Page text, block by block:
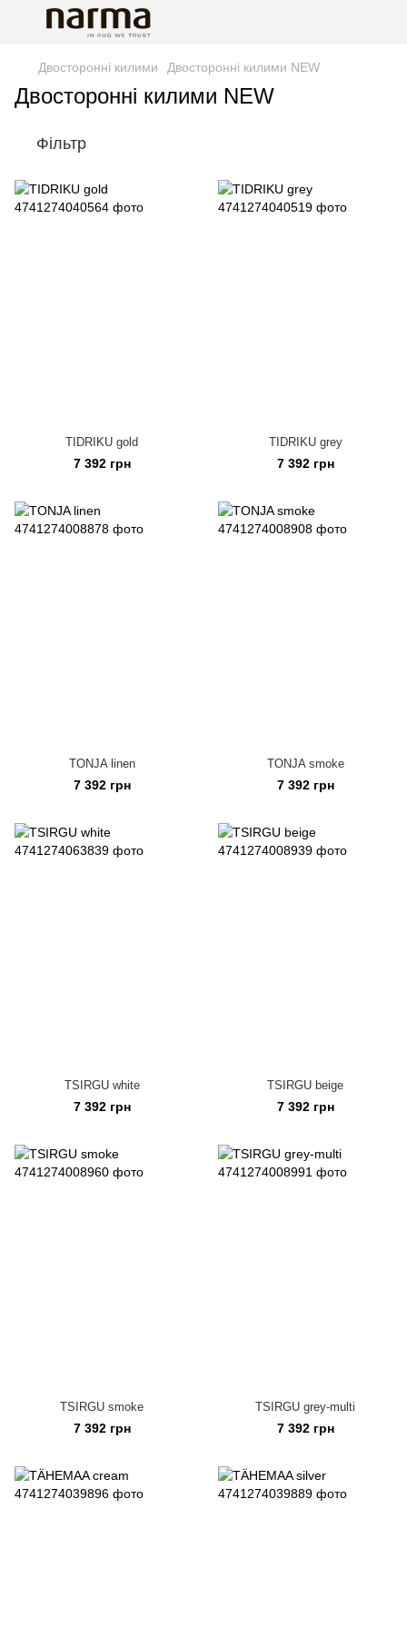
Двосторонні килими Двосторонні килими NEW
Двосторонні килими NEW
Фільтр
TIDRIKU gold
7 392 грн
TIDRIKU grey
7 392 грн
TONJA linen
7 392 грн
TONJA smoke
7 392 грн
TSIRGU white
7 392 грн
TSIRGU beige
7 392 грн
TSIRGU smoke
7 392 грн
TSIRGU grey-multi
7 392 грн